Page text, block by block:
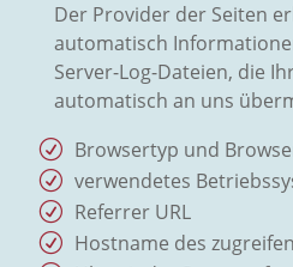
Der Provider der Seiten
automatisch
Server-Log-Dateien, die
automatisch an uns
Browsertyp und
verwendetes
Referrer URL
Hostname des